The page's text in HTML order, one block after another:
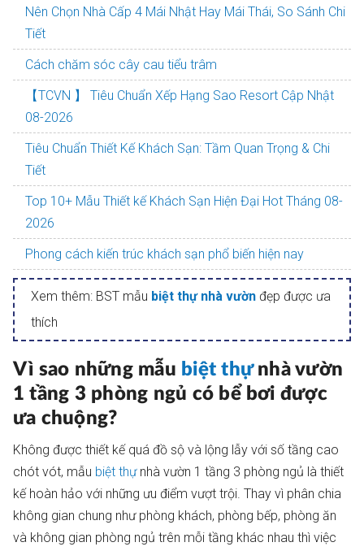
Nên Chọn Nhà Cấp 4 Mái Nhật Hay Mái Thái, So Sánh Chi
Tiết
Cách chăm sóc cây cau tiểu trâm
【TCVN 】 Tiêu Chuẩn Xếp Hạng Sao Resort Cập Nhật
08-2026
Tiêu Chuẩn Thiết Kế Khách Sạn: Tầm Quan Trọng & Chi
Tiết
Top 10+ Mẫu Thiết kế Khách Sạn Hiện Đại Hot Tháng 08-
2026
Phong cách kiến trúc khách sạn phổ biến hiện nay
Xem thêm: BST mẫu biệt thự nhà vườn đẹp được ưa
thích
Vì sao những mẫu biệt thựnhà vườn
1 tầng 3 phòng ngủ có bể bơi được
ưa chuộng?
Không được thiết kế quá đồ sộ và lộng lẫy với số tầng cao
chót vót, mẫu biệt thựnhà vườn 1 tầng 3 phòng ngủ là thiết
kế hoàn hảo với những ưu điểm vượt trội. Thay vì phân chia
không gian chung như phòng khách, phòng bếp, phòng ăn
và không gian phòng ngủ trên mỗi tầng khác nhau thì việc